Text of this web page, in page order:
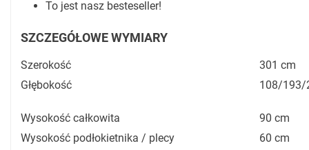
To jest nasz besteseller!
SZCZEGÓŁOWE WYMIARY
Szerokość
301 cm
Głębokość
108/193/
Wysokość całkowita
90 cm
Wysokość podłokietnika / plecy
60 cm